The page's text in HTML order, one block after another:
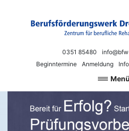
0351 85480
Beginntermine
Anmeldung
Berufsförderungswerk
Neue Chancen für Beruf und
Menü